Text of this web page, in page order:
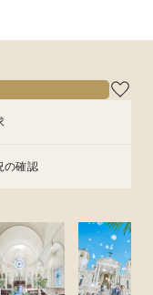
の確認